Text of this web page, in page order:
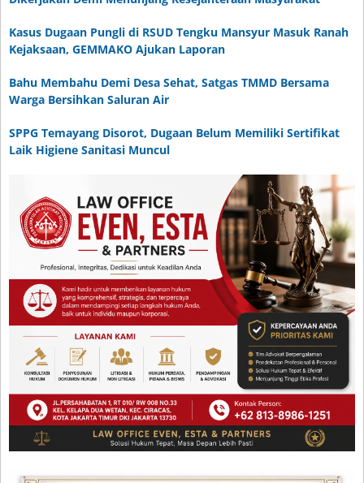
Kasus Dugaan Pungli di RSUD Tengku Mansyur Masuk Ranah
Kejaksaan, GEMMAKO Ajukan Laporan
Bahu Membahu Demi Desa Sehat, Satgas TMMD Bersama
Warga Bersihkan Saluran Air
SPPG Temayang Disorot, Dugaan Belum Memiliki Sertifikat
Laik Higiene Sanitasi Muncul